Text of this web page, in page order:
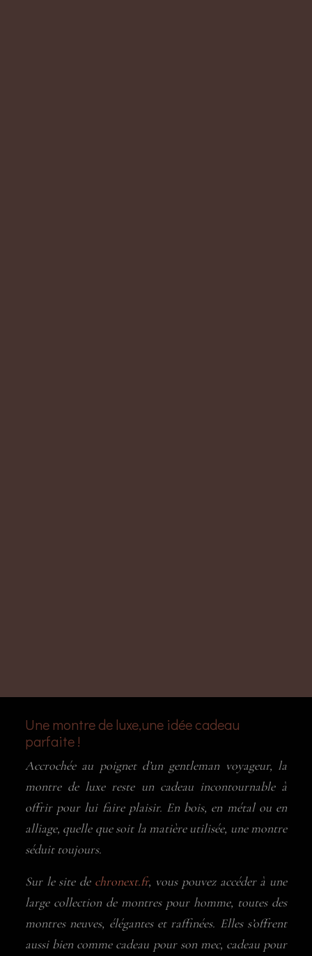
Une montre de luxe,une idée cadeau
parfaite !
Accrochée au poignet d’un gentleman voyageur, la
montre de luxe reste un cadeau incontournable à
offrir pour lui faire plaisir. En bois, en métal ou en
alliage, quelle que soit la matière utilisée, une montre
séduit toujours.
Sur le site de chronext.fr, vous pouvez accéder à une
large collection de montres pour homme, toutes des
montres neuves, élégantes et raffinées. Elles s’offrent
aussi bien comme cadeau pour son mec, cadeau pour